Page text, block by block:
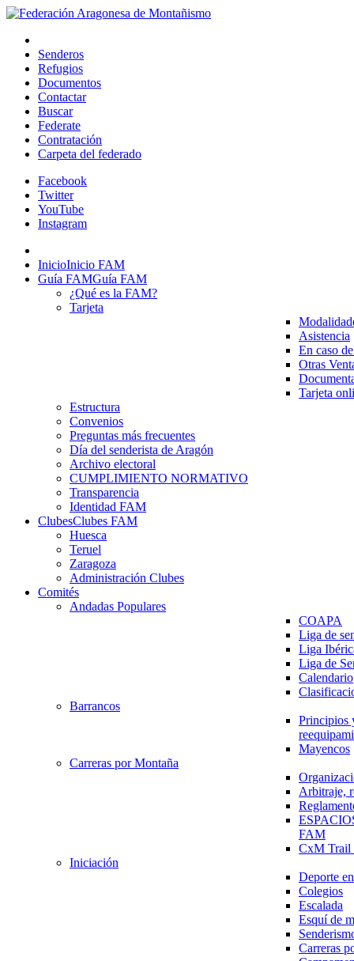
Senderos
Refugios
Documentos
Contactar
Buscar
Federate
Contratación
Carpeta del federado
Facebook
Twitter
YouTube
Instagram
InicioInicio FAM
Guía FAMGuía FAM
¿Qué es la FAM?
Tarjeta
Asistencia
En caso
Otras
Tarjeta
Estructura
Convenios
Preguntas más frecuentes
Día del senderista de Aragón
Archivo electoral
CUMPLIMIENTO NORMATIVO
Transparencia
Identidad FAM
ClubesClubes FAM
Huesca
Teruel
Zaragoza
Administración Clubes
Comités
Andadas Populares
COAPA
Liga de
Liga
Liga de
Calendario
Barrancos
Principios
Mayencos
Carreras por Montaña
Arbitraje,
FAM
CxM
Iniciación
Deporte
Colegios
Escalada
Esquí de
Carreras